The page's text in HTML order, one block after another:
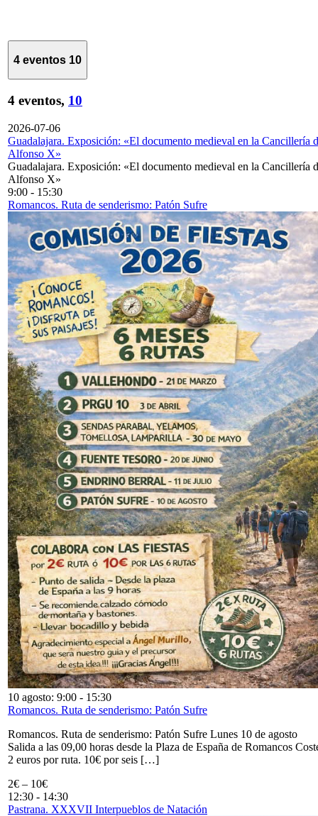
4 eventos 10
4 eventos, 10
2026-07-06
Guadalajara. Exposición: «El documento medieval en la Cancillería
Alfonso X»
Guadalajara. Exposición: «El documento medieval en la Cancillería
Alfonso X»
9:00 - 15:30
Romancos. Ruta de senderismo: Patón Sufre
10 agosto: 9:00 - 15:30
Romancos. Ruta de senderismo: Patón Sufre
Romancos. Ruta de senderismo: Patón Sufre Lunes 10 de agosto
Salida a las 09,00 horas desde la Plaza de España de Romancos
2 euros por ruta. 10€ por seis […]
2€ – 10€
12:30 - 14:30
Pastrana. XXXVII Interpueblos de Natación